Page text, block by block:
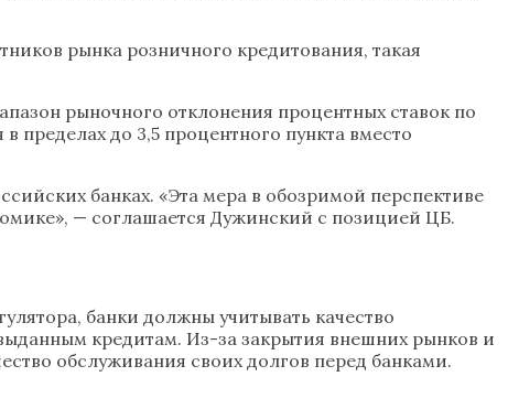
рынка розничного кредитования, такая
рыночного отклонения процентных ставок по
пределах до 3,5 процентного пункта вместо
банках. «Эта мера в обозримой перспективе
— соглашается Дужинский с позицией ЦБ.
банки должны учитывать качество
кредитам. Из-за закрытия внешних рынков и
обслуживания своих долгов перед банками.